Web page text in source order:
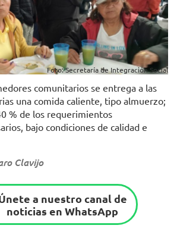
Foto: Secretaría de Integración Social
comunitarios se entrega a las
una comida caliente, tipo almuerzo;
% de los requerimientos
bajo condiciones de calidad e
Clavijo
a nuestro canal de
noticias en WhatsApp